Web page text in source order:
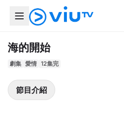
海的開始
劇集 愛情 12集完
節目介紹